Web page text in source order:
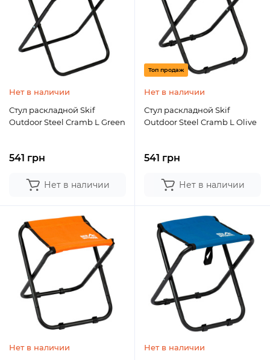
Нет в наличии
Стул раскладной Skif
Outdoor Steel Cramb L Green
541 грн
Нет в наличии
Топ продаж
Нет в наличии
Стул раскладной Skif
Outdoor Steel Cramb L Olive
541 грн
Нет в наличии
Нет в наличии
Нет в наличии